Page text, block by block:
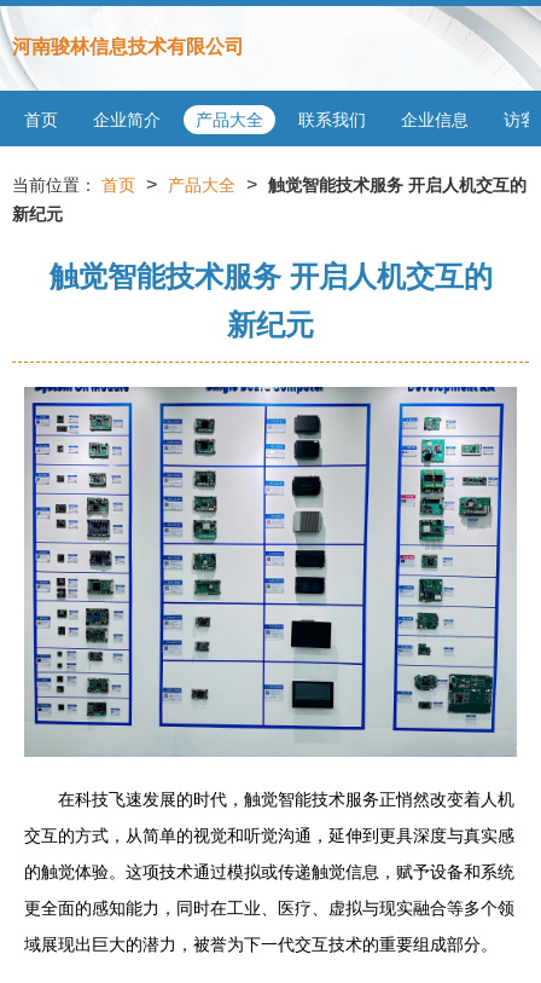
河南骏林信息技术有限公司
首页 企业简介 产品大全 联系我们 企业信息 访客
当前位置： 首页 > 产品大全 > 触觉智能技术服务 开启人机交互的
新纪元
触觉智能技术服务 开启人机交互的
新纪元
在科技飞速发展的时代，触觉智能技术服务正悄然改变着人机
交互的方式，从简单的视觉和听觉沟通，延伸到更具深度与真实感
的触觉体验。这项技术通过模拟或传递触觉信息，赋予设备和系统
更全面的感知能力，同时在工业、医疗、虚拟与现实融合等多个领
域展现出巨大的潜力，被誉为下一代交互技术的重要组成部分。